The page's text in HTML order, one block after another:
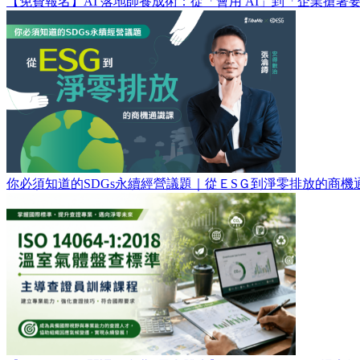
你必須知道的SDGs永續經營議題｜從ＥSＧ到淨零排放的商機